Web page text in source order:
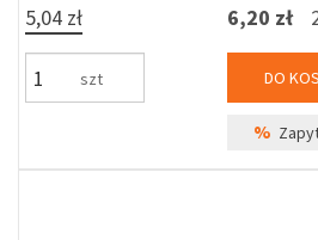
5,04 zł
szt
6,20 zł
DO
%